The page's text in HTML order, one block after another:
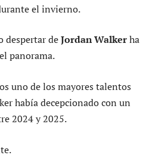
el invierno.
despertar deJordan Walkerha
panorama.
uno de los mayores talentos
había decepcionado con un
2024 y 2025.